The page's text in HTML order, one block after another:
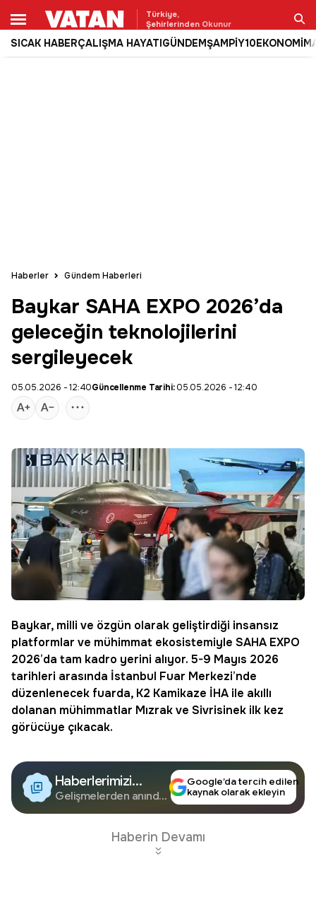
Türkiye,
Şehirlerinden Okunur
SICAK HABERÇALIŞMA HAYATIGÜNDEMŞAMPİY10EKONOMİ
Ara
Haberler Gündem Haberleri
Baykar SAHA EXPO 2026’da
geleceğin teknolojilerini
sergileyecek
05.05.2026 - 12:40Güncellenme Tarihi:05.05.2026 - 12:40
Baykar, milli ve özgün olarak geliştirdiği insansız
platformlar ve mühimmat ekosistemiyle SAHA EXPO
2026’da tam kadro yerini alıyor. 5-9 Mayıs 2026
tarihleri arasında İstanbul Fuar Merkezi’nde
düzenlenecek fuarda, K2 Kamikaze İHA ile akıllı
dolanan mühimmatlar Mızrak ve Sivrisinek ilk kez
görücüye çıkacak.
Haberlerimizi
Google'da Takip
Edin
Gelişmelerden anında
Google’da tercih edilen
kaynak olarak ekleyin
Haberin Devamı